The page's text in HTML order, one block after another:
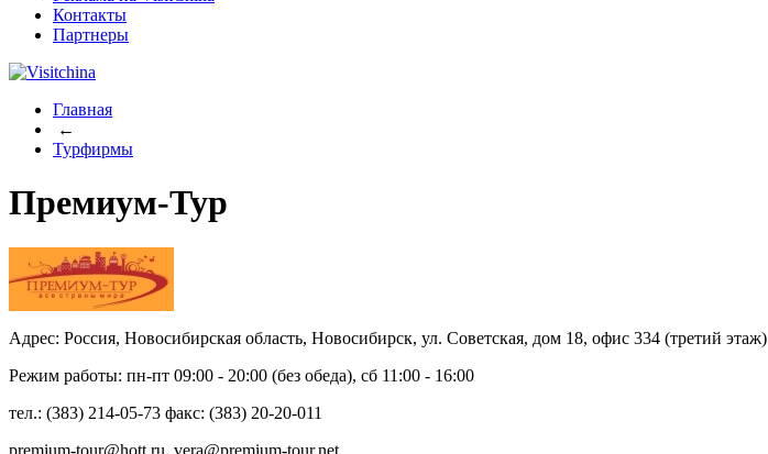
Контакты
Партнеры
Главная
←
Турфирмы
Премиум-Тур
Адрес: Россия, Новосибирская область, Новосибирск, ул. Советская, дом 18, офис 334 (третий этаж)
Режим работы: пн-пт 09:00 - 20:00 (без обеда), сб 11:00 - 16:00
тел.: (383) 214-05-73 факс: (383) 20-20-011
premium-tour@hott.ru, vera@premium-tour.net